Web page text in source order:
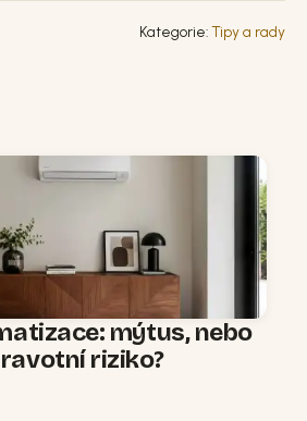
Kategorie:Tipy a rady
mýtus, nebo
riziko?